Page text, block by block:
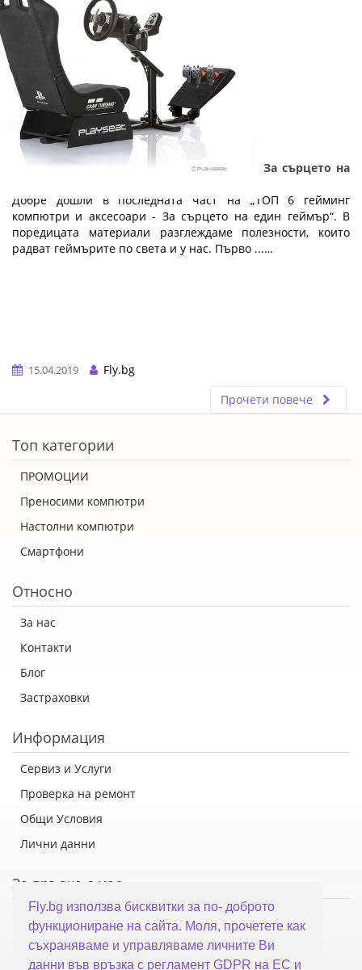
Fly.bg използва бисквитки за по- доброто
функциониране на сайта. Моля, прочетете как
съхраняваме и управляваме личните Ви
данни във връзка с регламент GDPR на ЕС и
ТОП 6 гейминг компютри и аксесоари - За сърцето на
Добре дошли в последната част на „ТОП 6 гейминг
компютри и аксесоари - За сърцето на един геймър“. В
поредицата материали разглеждаме полезности, които
радват геймърите по света и у нас. Първо ...…
15.04.2019
Fly.bg
Прочети повече
Топ категории
ПРОМОЦИИ
Преносими компютри
Настолни компютри
Смартфони
Относно
За нас
Контакти
Блог
Застраховки
Информация
Сервиз и Услуги
Проверка на ремонт
Общи Условия
Лични данни
За връзка с нас
Флай Систем ООД
гр. Варна, ул. Каймакчалан 10А
тел: 052 321 321